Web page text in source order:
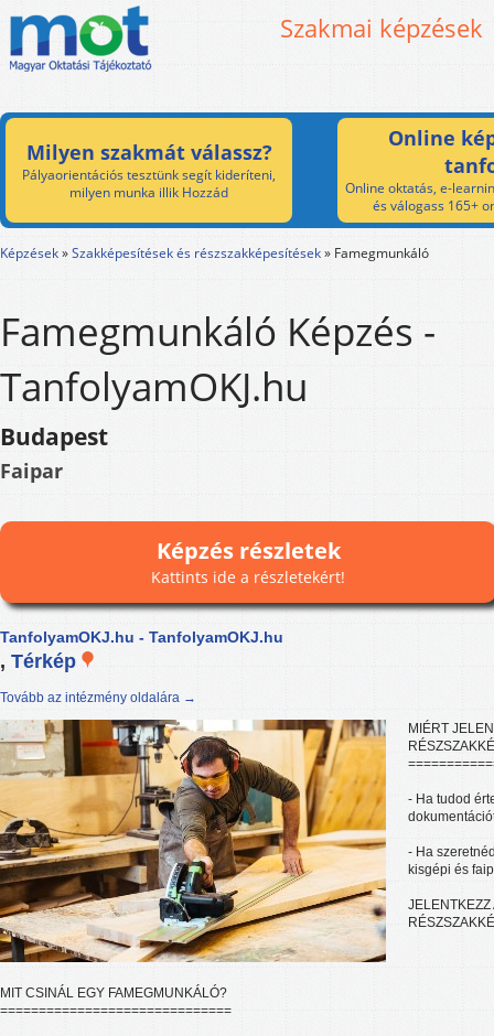
Szakmai képzések
Milyen szakmát válassz?
Pályaorientációs tesztünk segít kideríteni,
milyen munka illik Hozzád
Online
Online oktatás, e-
és válogass 165+
Képzések»Szakképesítések és részszakképesítések» Famegmunkáló
Famegmunkáló Képzés -
TanfolyamOKJ.hu
Budapest
Faipar
Képzés részletek
Kattints ide a részletekért!
TanfolyamOKJ.hu - TanfolyamOKJ.hu
, Térkép
Tovább az intézmény oldalára →
MIÉRT
- Ha tudod
- Ha
kisgépi és
JELENTKEZZ
MIT CSINÁL EGY FAMEGMUNKÁLÓ?
==============================